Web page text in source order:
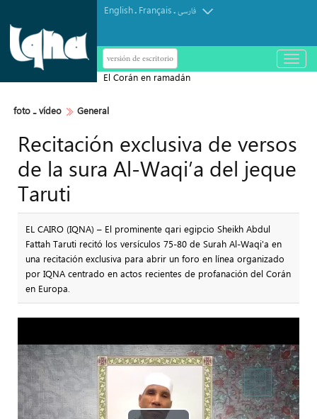
English. Français.فارسی
versión de escritorio
باز
و
El Corán en ramadán
foto ـ vídeo General
Recitación exclusiva de versos
de la sura Al-Waqi’a del jeque
Taruti
EL CAIRO (IQNA) – El prominente qari egipcio Sheikh Abdul
Fattah Taruti recitó los versículos 75-80 de Surah Al-Waqi'a en
una recitación exclusiva para abrir un foro en línea organizado
por IQNA centrado en actos recientes de profanación del Corán
en Europa.